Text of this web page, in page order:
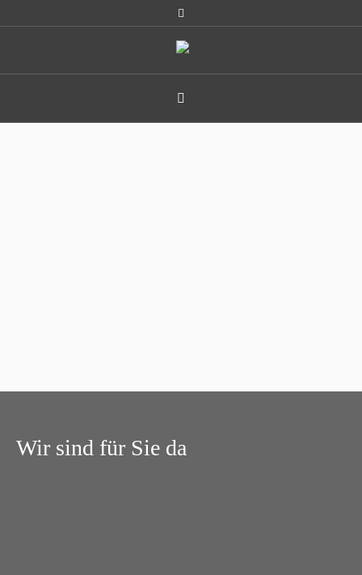
Wir sind für Sie da